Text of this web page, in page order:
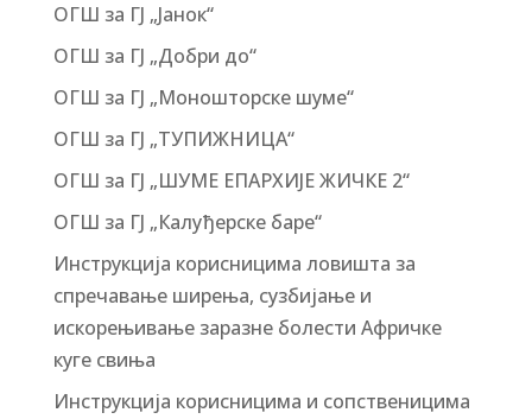
ОГШ за ГЈ „Јанок“
ОГШ за ГЈ „Добри до“
ОГШ за ГЈ „Моношторске шуме“
ОГШ за ГЈ „ТУПИЖНИЦА“
ОГШ за ГЈ „ШУМЕ ЕПАРХИЈЕ ЖИЧКЕ 2“
ОГШ за ГЈ „Калуђерске баре“
Инструкција корисницима ловишта за
спречавање ширења, сузбијање и
искорењивање заразне болести Афричке
куге свиња
Инструкција корисницима и сопственицима